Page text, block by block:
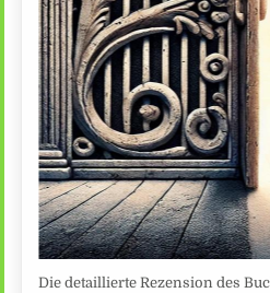
Die detaillierte Rezension des